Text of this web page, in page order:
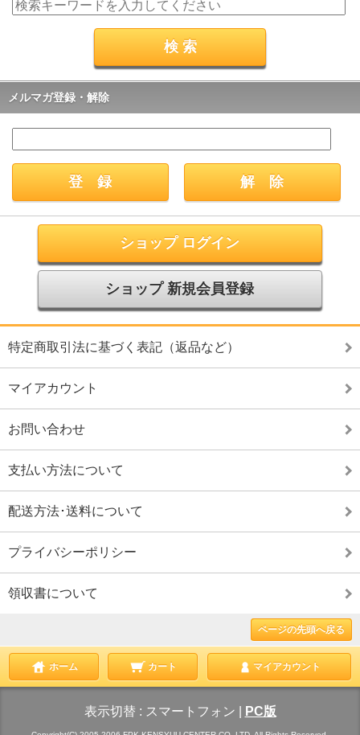
メルマガ登録・解除
ショップ ログイン
ショップ 新規会員登録
特定商取引法に基づく表記（返品など）
マイアカウント
お問い合わせ
支払い方法について
配送方法･送料について
プライバシーポリシー
領収書について
ページの先頭へ戻る
ホーム カート マイアカウント
表示切替 : スマートフォン PC版